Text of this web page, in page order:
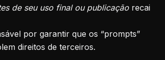
de seu uso final ou publicação recai
por garantir que os “prompts”
direitos de terceiros.